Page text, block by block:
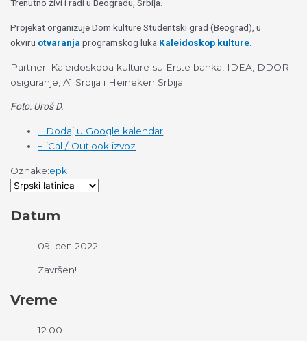
Trenutno živi i radi u Beogradu, Srbija.
Projekat organizuje Dom kulture Studentski grad (Beograd), u
okviru otvaranja programskog luka Kaleidoskop kulture
Partneri Kaleidoskopa kulture su Erste banka, IDEA, DDOR
osiguranje, A1 Srbija i Heineken Srbija.
Foto: Uroš D.
+ Dodaj u Google kalendar
+ iCal / Outlook izvoz
Oznake:epk
Datum
09. сеп 2022.
Završen!
Vreme
12:00